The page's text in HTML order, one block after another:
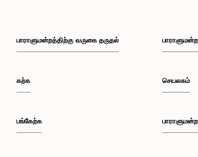
பாராளுமன்றத்திற்கு வருகை தருதல்
கற்க
பங்கேற்க
செயலகம்